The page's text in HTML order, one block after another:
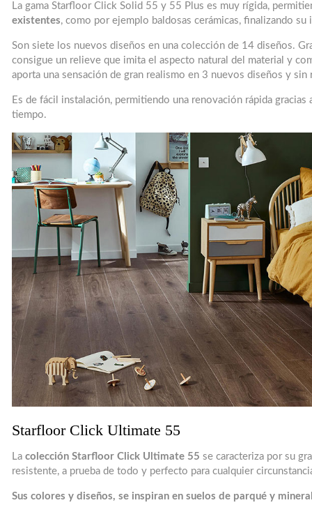
La gama Starfloor Click Solid 55 y 55 Plus es muy rígida,
existentes, como por ejemplo baldosas cerámicas, finalizando
Son siete los nuevos diseños en una colección de 14 diseños.
consigue un relieve que imita el aspecto natural del material y
aporta una sensación de gran realismo en 3 nuevos diseños y
Es de fácil instalación, permitiendo una renovación rápida
tiempo.
Starfloor Click Ultimate 55
Lacolección Starfloor Click Ultimate 55 se caracteriza por su
resistente, a prueba de todo y perfecto para cualquier
Sus colores y diseños, se inspiran en suelos de parqué y